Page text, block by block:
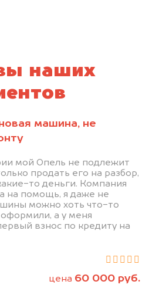
наших
машина, не
мой Опель не подлежит
продать его на разбор,
то деньги. Компания
на помощь, я даже не
можно хоть что-то
а у меня
взнос по кредиту на
цена 60 000 руб.